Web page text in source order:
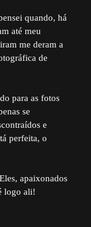
quando, há
até meu
me deram a
de
para as fotos
se
e
perfeita, o
apaixonados
logo ali!